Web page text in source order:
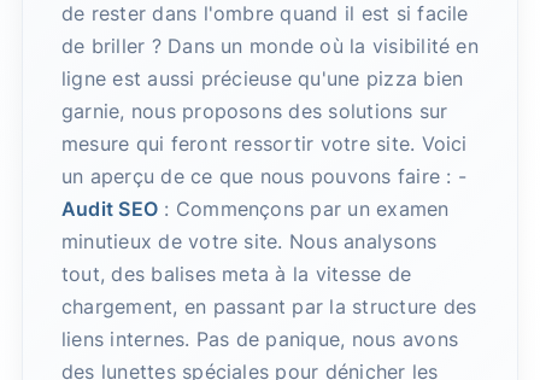
de rester dans l'ombre quand il est si facile
de briller ? Dans un monde où la visibilité en
ligne est aussi précieuse qu'une pizza bien
garnie, nous proposons des solutions sur
mesure qui feront ressortir votre site. Voici
un aperçu de ce que nous pouvons faire : -
Audit SEO : Commençons par un examen
minutieux de votre site. Nous analysons
tout, des balises meta à la vitesse de
chargement, en passant par la structure des
liens internes. Pas de panique, nous avons
des lunettes spéciales pour dénicher les